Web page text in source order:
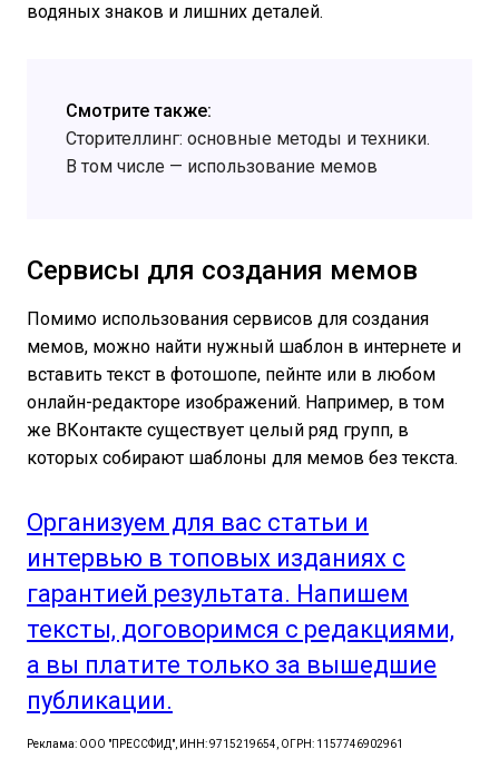
водяных знаков и лишних деталей.
Смотрите также:
Сторителлинг: основные методы и техники.
В том числе — использование мемов
Сервисы для создания мемов
Помимо использования сервисов для создания
мемов, можно найти нужный шаблон в интернете и
вставить текст в фотошопе, пейнте или в любом
онлайн-редакторе изображений. Например, в том
же ВКонтакте существует целый ряд групп, в
которых собирают шаблоны для мемов без текста.
Организуем для вас статьи и
интервью в топовых изданиях с
гарантией результата. Напишем
тексты, договоримся с редакциями,
а вы платите только за вышедшие
публикации.
Реклама: ООО "ПРЕССФИД", ИНН: 9715219654, ОГРН: 1157746902961